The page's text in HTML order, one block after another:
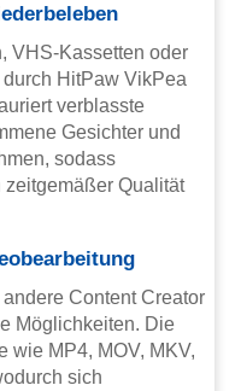
VHS-Kassetten oder
HitPaw VikPea
verblasste
Gesichter und
sodass
Qualität
Content Creator
Möglichkeiten. Die
wie MP4, MOV, MKV,
sich